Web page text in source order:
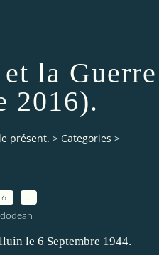
la
2016).
présent. > Categories >